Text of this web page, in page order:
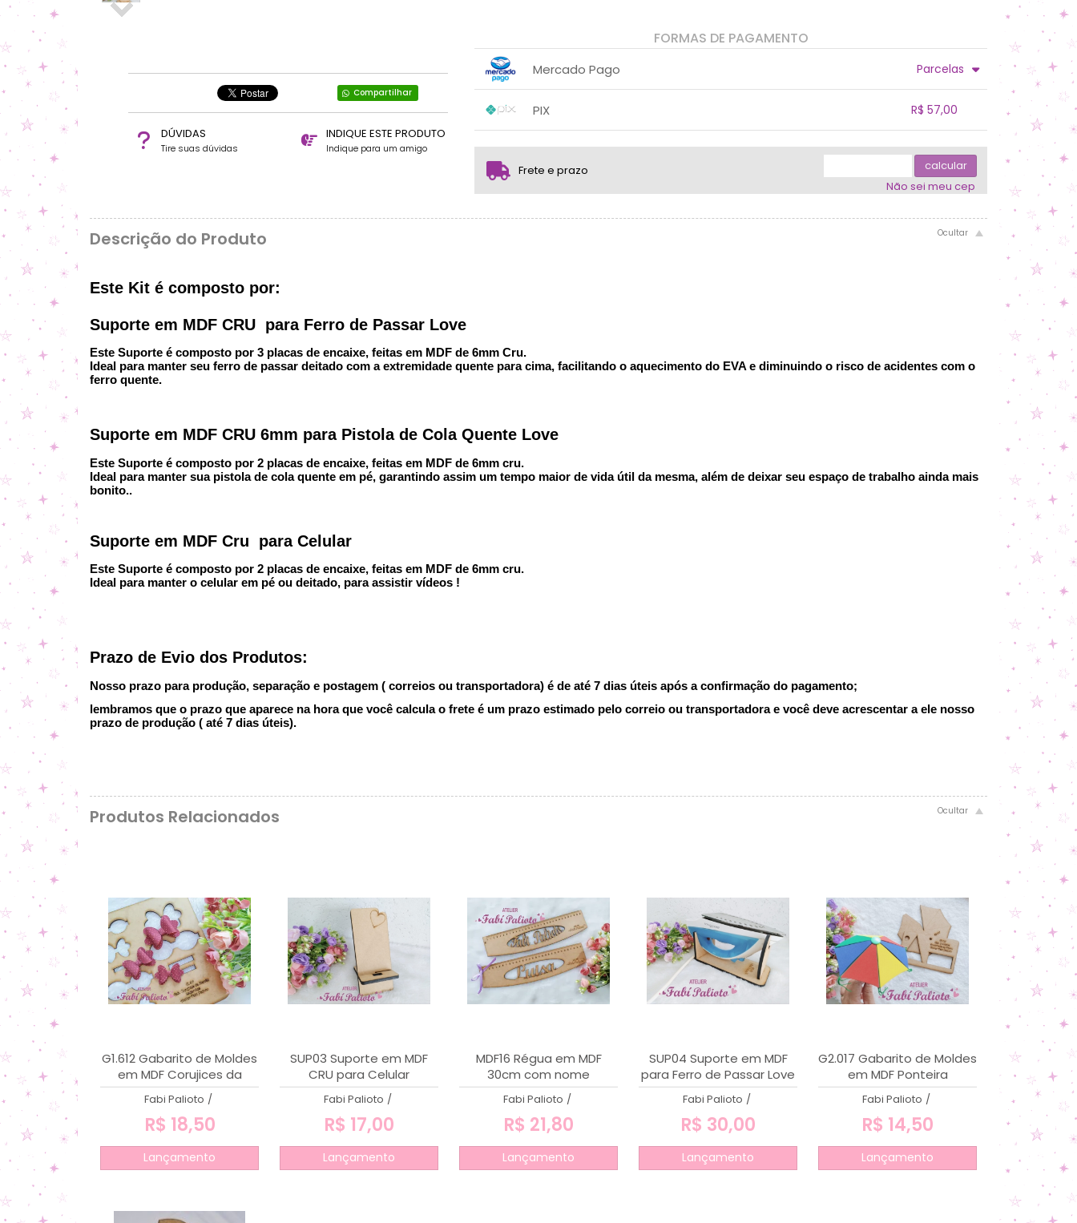
Compartilhar
DÚVIDAS
Tire suas dúvidas
INDIQUE ESTE PRODUTO
Indique para um amigo
FORMAS DE PAGAMENTO
Mercado Pago
Parcelas
2x sem juros de R$ 30,00
PIX
R$ 57,00
... ....
Frete e prazo
calcular
Não sei meu cep
Descrição do Produto
Este Kit é composto por:
Suporte em MDF CRU para Ferro de Passar Love
Este Suporte é composto por 3 placas de encaixe, feitas em MDF de 6mm Cru.
Ideal para manter seu ferro de passar deitado com a extremidade quente para cima, facilitando o aquecimento do EVA e diminuindo o risco de acidentes com o
ferro quente.
Suporte em MDF CRU 6mm para Pistola de Cola Quente Love
Este Suporte é composto por 2 placas de encaixe, feitas em MDF de 6mm cru.
Ideal para manter sua pistola de cola quente em pé, garantindo assim um tempo maior de vida útil da mesma, além de deixar seu espaço de trabalho ainda mais
bonito..
Suporte em MDF Cru para Celular
Este Suporte é composto por 2 placas de encaixe, feitas em MDF de 6mm cru.
Ideal para manter o celular em pé ou deitado, para assistir vídeos !
Prazo de Evio dos Produtos:
Nosso prazo para produção, separação e postagem ( correios ou transportadora) é de até 7 dias úteis após a confirmação do pagamento;
lembramos que o prazo que aparece na hora que você calcula o frete é um prazo estimado pelo correio ou transportadora e você deve acrescentar a ele nosso
prazo de produção ( até 7 dias úteis).
Produtos Relacionados
G1.612 Gabarito de Moldes
em MDF Corujices da
Mamãe - Laçarote
Fabi Palioto /
R$ 18,50
Lançamento
SUP03 Suporte em MDF
CRU para Celular
Fabi Palioto /
R$ 17,00
Lançamento
MDF16 Régua em MDF
30cm com nome
Fabi Palioto /
R$ 21,80
Lançamento
SUP04 Suporte em MDF
para Ferro de Passar Love
Fabi Palioto /
R$ 30,00
Lançamento
G2.017 Gabarito de Moldes
em MDF Ponteira
Sombrinha de Frevo
Fabi Palioto /
R$ 14,50
Lançamento